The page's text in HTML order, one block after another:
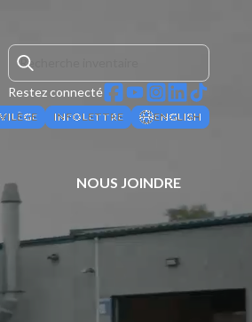
Restez connecté
INFOLETTRE ENGLISH
NOUS JOINDRE